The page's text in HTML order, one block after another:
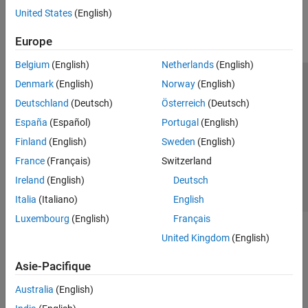
United States (English)
Europe
Belgium (English)
Denmark (English)
Deutschland (Deutsch)
España (Español)
Finland (English)
France (Français)
Ireland (English)
Italia (Italiano)
Luxembourg (English)
Netherlands(English)
Norway(English)
Österreich (Deutsch)
Portugal (English)
Sweden (English)
Switzerland
Deutsch
English
Français
United Kingdom(English)
Asie-Pacifique
Australia (English)
Trust Center Marques déposées
Politique de confidentialité
Lutte anti-piratage
Statut des applications
Contacts locaux
© 1994-2026 The MathWorks, Inc.